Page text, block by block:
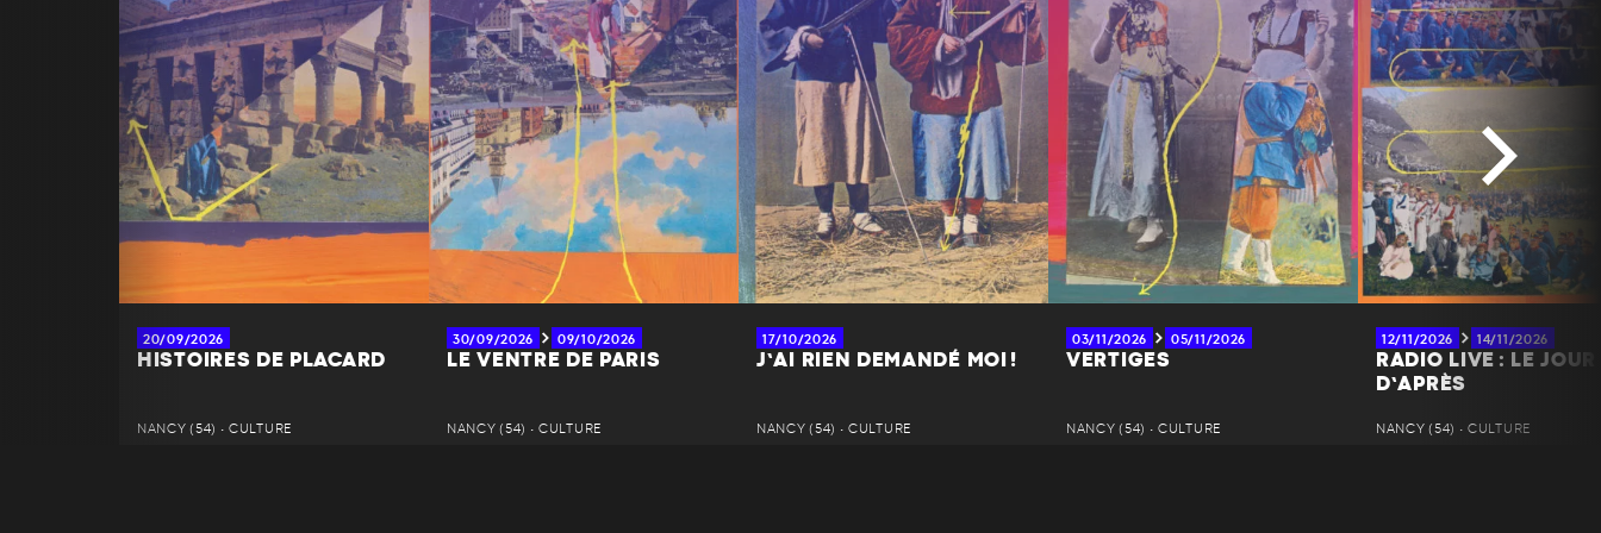
20/09/2026
HISTOIRES DE PLACARD
NANCY (54) • CULTURE
30/09/2026 09/10/2026
LE VENTRE DE PARIS
NANCY (54) • CULTURE
17/10/2026
J’AI RIEN DEMANDÉ MOI !
NANCY (54) • CULTURE
03/11/2026 05/11/2026
VERTIGES
NANCY (54) • CULTURE
12/11/2026 14/11/2026
RADIO LIVE : LE JOUR
D’APRÈS
NANCY (54) • CULTURE